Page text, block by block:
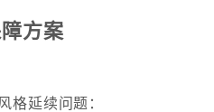
方案
格延续问题：